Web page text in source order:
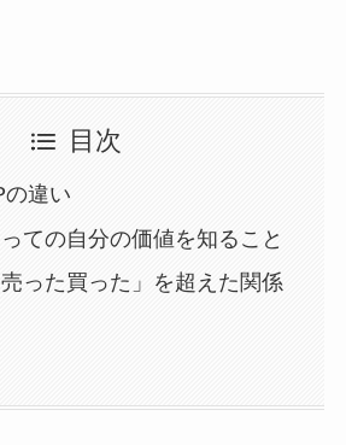
目次
の違い
ての自分の価値を知ること
った買った」を超えた関係